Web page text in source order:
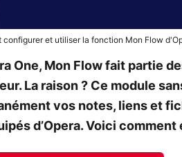
configurer et utiliser la fonction Mon Flow
One, Mon Flow fait partie
La raison ? Ce module
vos notes, liens et
d’Opera. Voici comment